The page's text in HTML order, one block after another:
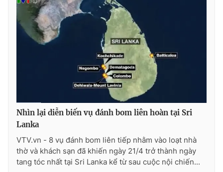
Ðiện thoại Thời báo VTV:
024.66 897 897
Email:
toasoan@vtv.vn
Liên hệ quảng cáo:
024-7300.7108
Nhìn lại diễn biến vụ đánh bom liên hoàn tại Sri
Lanka
VTV.vn - 8 vụ đánh bom liên tiếp nhằm vào loạt nhà
thờ và khách sạn đã khiến ngày 21/4 trở thành ngày
tang tóc nhất tại Sri Lanka kể từ sau cuộc nội chiến...